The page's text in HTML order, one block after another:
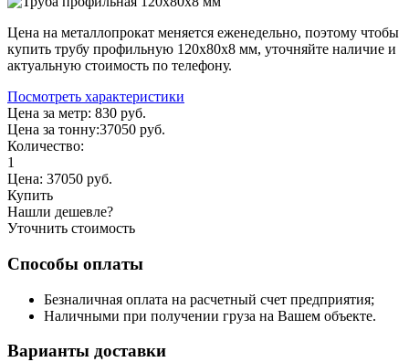
Цена на металлопрокат меняется еженедельно, поэтому чтобы
купить трубу профильную 120х80х8 мм, уточняйте наличие и
актуальную стоимость по телефону.
Посмотреть характеристики
Цена за метр: 830 руб.
Цена за тонну:37050 руб.
Количество:
1
Цена: 37050 руб.
Купить
Нашли дешевле?
Уточнить стоимость
Способы оплаты
Безналичная оплата на расчетный счет предприятия;
Наличными при получении груза на Вашем объекте.
Варианты доставки